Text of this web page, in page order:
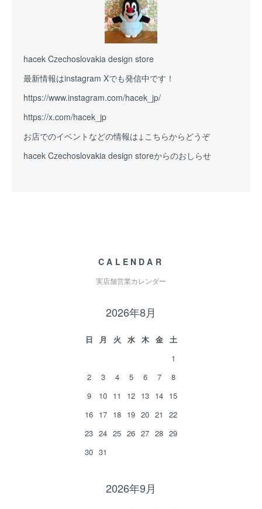
hacek Czechoslovakia design store
最新情報はinstagram Xでも発信中です！
https://www.instagram.com/hacek_jp/
https://x.com/hacek_jp
お店でのイベントなどの情報は↓こちらからどうぞ
hacek Czechoslovakia design storeからのおしらせ
CALENDAR
実店舗営業カレンダー
2026年8月
日 月 火 水 木 金
土
1
2
3 4 5 6 7
8
9
10 11 12 13 14 15
16 17 18 19 20 21
22
23 24 25 26 27 28 29
30 31
2026年9月